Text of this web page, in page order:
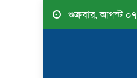
Skip
শুক্রবার, আগস্ট